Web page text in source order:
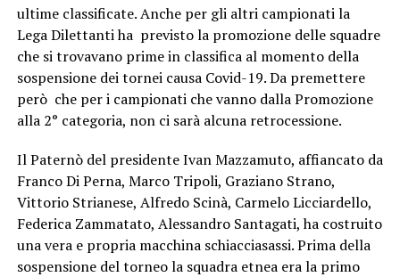
ultime classificate. Anche per gli altri campionati la
Lega Dilettanti ha previsto la promozione delle squadre
che si trovavano prime in classifica al momento della
sospensione dei tornei causa Covid-19. Da premettere
però che per i campionati che vanno dalla Promozione
alla 2° categoria, non ci sarà alcuna retrocessione.
Il Paternò del presidente Ivan Mazzamuto, affiancato da
Franco Di Perna, Marco Tripoli, Graziano Strano,
Vittorio Strianese, Alfredo Scinà, Carmelo Licciardello,
Federica Zammatato, Alessandro Santagati, ha costruito
una vera e propria macchina schiacciasassi. Prima della
sospensione del torneo la squadra etnea era la primo